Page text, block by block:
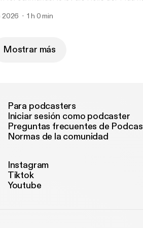
Martyrium, dass mit ihrem
2026 1 h 0 min
Mostrar más
Para podcasters
Iniciar sesión como podcaster
Preguntas frecuentes de
Normas de la comunidad
Instagram
Tiktok
Youtube